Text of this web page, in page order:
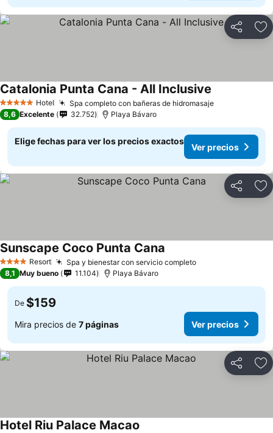
Compartir
5 Estrellas Hotel Spa completo con bañeras de hidromasaje
Catalonia Punta Cana - All Inclusive
8,6 Excelente 32.752 Playa Bávaro
Elige fechas para ver los precios exactos
Ver precios
Compartir
4 EstrellasResort Spa y bienestar con servicio completo
Sunscape Coco Punta Cana
8,1 Muy bueno 11.104 Playa Bávaro
De $159
Mira precios de 7 páginas Ver precios
Compartir
Hotel Riu Palace Macao